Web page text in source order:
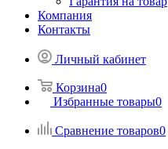
Компания
Контакты
Личный кабинет
Корзина0
Избранные товары0
Сравнение товаров0